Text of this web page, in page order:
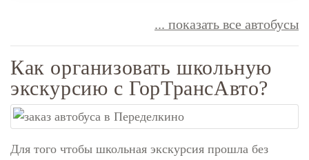
... показать все автобусы
Как организовать школьную
экскурсию с ГорТрансАвто?
Для того чтобы школьная экскурсия прошла без